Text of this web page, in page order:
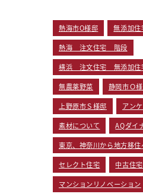
熱海市O様邸 無添加
熱海 注文住宅 階段
横浜 注文住宅 無添加住
無農薬野菜 静岡市Ｏ
上野原市Ｓ様邸 アン
素材について AQダイ
東京、神奈川から地方移住
セレクト住宅 中古住
マンションリノベーション